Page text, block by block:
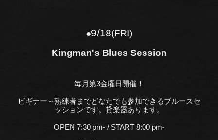
●9/18(FRI)
Kingman's Blues Session
毎月第3金曜日開催！
ビギナー～熟練者までどなたでも参加できるブルースセ
ッションです。貸楽器あります。
OPEN 7:30 pm- / START 8:00 pm-